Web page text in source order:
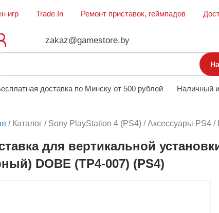
игр Trade In Ремонт приставок, геймпадов
zakaz@gamestore.by
доставка по Минску от 500 рублей Наличный
/ Каталог / Sony PlayStation 4 (PS4) /Аксессуары PS4 /
для вертикальной
DOBE (TP4-007) (PS4)